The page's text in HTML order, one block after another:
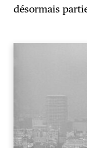
désormais